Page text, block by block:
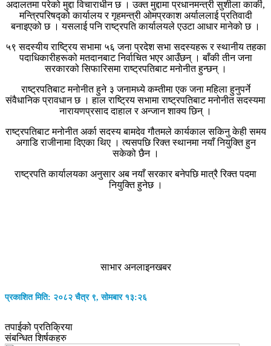
अदालतमा परेको मुद्दा विचाराधीन छ । उक्त मुद्दामा प्रधानमन्त्री सुशीला कार्की,
मन्त्रिपरिषद्को कार्यालय र गृहमन्त्री ओमप्रकाश अर्याललाई प्रतिवादी
बनाइएको छ । यसलाई पनि राष्ट्रपति कार्यालयले एउटा आधार मानेको छ ।
५९ सदस्यीय राष्ट्रिय सभामा ५६ जना प्रदेश सभा सदस्यहरू र स्थानीय तहका
पदाधिकारीहरूको मतदानबाट निर्वाचित भएर आउँछन् । बाँकी तीन जना
सरकारको सिफारिसमा राष्ट्रपतिबाट मनोनीत हुन्छन् ।
राष्ट्रपतिबाट मनोनीत हुने ३ जनामध्ये कम्तीमा एक जना महिला हुनुपर्ने
संवैधानिक प्रावधान छ । हाल राष्ट्रिय सभामा राष्ट्रपतिबाट मनोनीत सदस्यमा
नारायणप्रसाद दाहाल र अन्जान शाक्य छिन् ।
राष्ट्रपतिबाट मनोनीत अर्का सदस्य बामदेव गौतमले कार्यकाल सकिनु केही समय
अगाडि राजीनामा दिएका थिए । त्यसपछि रिक्त स्थानमा नयाँ नियुक्ति हुन
सकेको छैन ।
राष्ट्रपति कार्यालयका अनुसार अब नयाँ सरकार बनेपछि मात्रै रिक्त पदमा
नियुक्ति हुनेछ ।
साभार अनलाइनखबर
प्रकाशित मिति: २०८२ चैत्र ९, सोमबार १३:२६
तपाईको प्रतिक्रिया
संबन्धित शिर्षकहरु